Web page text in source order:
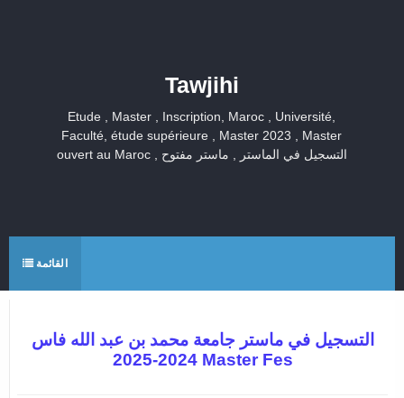
Tawjihi
Etude , Master , Inscription, Maroc , Université,
Faculté, étude supérieure , Master 2023 , Master
ouvert au Maroc , التسجيل في الماستر , ماستر مفتوح
القائمة
التسجيل في ماستر جامعة محمد بن عبد الله فاس
2024-2025 Master Fes